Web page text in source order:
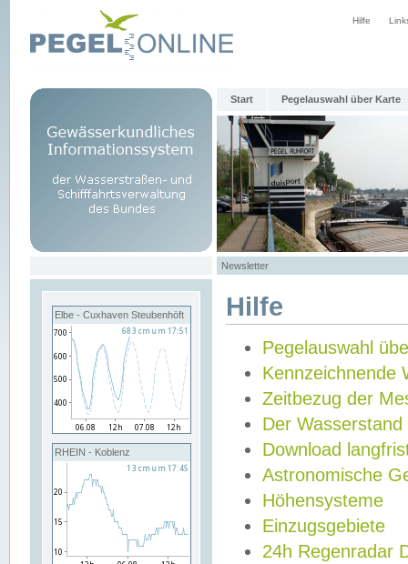
Hilfe
Start Pegelauswahl über Karte
Newsletter
Elbe - Cuxhaven Steubenhöft
RHEIN - Koblenz
Hilfe
Pegelauswahl
Kennzeichnende
Zeitbezug der
Der Wasserstand
Download
Astronomische
Höhensysteme
Einzugsgebiete
24h Regenradar